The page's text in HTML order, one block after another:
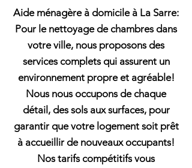
Aide ménagère à domicile à La Sarre:
Pour le nettoyage de chambres dans
votre ville, nous proposons des
services complets qui assurent un
environnement propre et agréable!
Nous nous occupons de chaque
détail, des sols aux surfaces, pour
garantir que votre logement soit prêt
à accueillir de nouveaux occupants!
Nos tarifs compétitifs vous